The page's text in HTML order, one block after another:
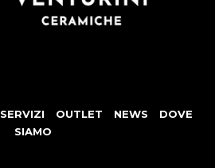
SERVIZI OUTLET NEWS
DOVE
SIAMO